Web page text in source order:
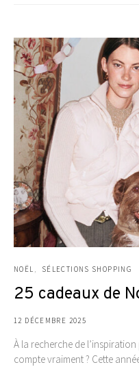
NOËL SÉLECTIONS SHOPPING
25 cadeaux de
12 DÉCEMBRE 2025
À la recherche de
compte vraiment ? Cette